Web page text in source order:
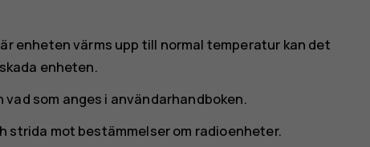
enheten värms upp till normal temperatur kan det
enheten.
som anges i användarhandboken.
strida mot bestämmelser om radioenheter.